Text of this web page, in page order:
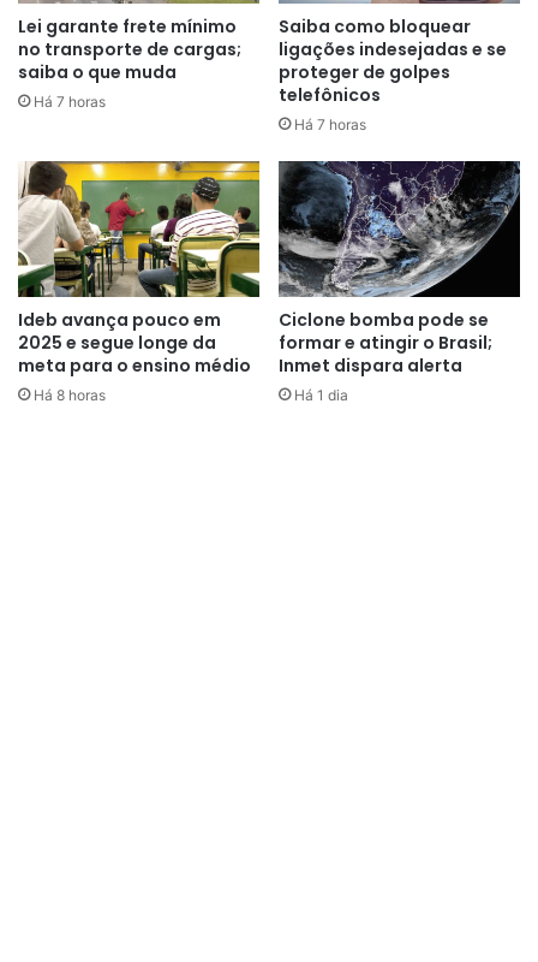
O skunk é conhecido por possuir
concentração elevada de THC,
principal substância psicoativa da
maconha. A droga costuma entrar
no Brasil por rotas da Região
Norte e é frequentemente
associada a organizações
criminosas que atuam no tráfico
internacional.
Lei garante frete mínimo
no transporte de cargas;
saiba o que muda
Há 7 horas
Saiba como bloquear
ligações indesejadas e se
proteger de golpes
telefônicos
Há 7 horas
Ideb avança pouco em
2025 e segue longe da
meta para o ensino médio
Há 8 horas
Ciclone bomba pode se
formar e atingir o Brasil;
Inmet dispara alerta
Há 1 dia